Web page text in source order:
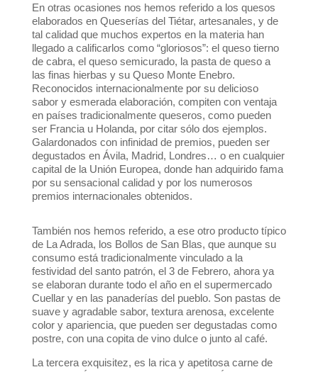
En otras ocasiones nos hemos referido a los quesos
elaborados en Queserías del Tiétar, artesanales, y de
tal calidad que muchos expertos en la materia han
llegado a calificarlos como “gloriosos”: el queso tierno
de cabra, el queso semicurado, la pasta de queso a
las finas hierbas y su Queso Monte Enebro.
Reconocidos internacionalmente por su delicioso
sabor y esmerada elaboración, compiten con ventaja
en países tradicionalmente queseros, como pueden
ser Francia u Holanda, por citar sólo dos ejemplos.
Galardonados con infinidad de premios, pueden ser
degustados en Ávila, Madrid, Londres… o en cualquier
capital de la Unión Europea, donde han adquirido fama
por su sensacional calidad y por los numerosos
premios internacionales obtenidos.
También nos hemos referido, a ese otro producto típico
de La Adrada, los Bollos de San Blas, que aunque su
consumo está tradicionalmente vinculado a la
festividad del santo patrón, el 3 de Febrero, ahora ya
se elaboran durante todo el año en el supermercado
Cuellar y en las panaderías del pueblo. Son pastas de
suave y agradable sabor, textura arenosa, excelente
color y apariencia, que pueden ser degustadas como
postre, con una copita de vino dulce o junto al café.
La tercera exquisitez, es la rica y apetitosa carne de